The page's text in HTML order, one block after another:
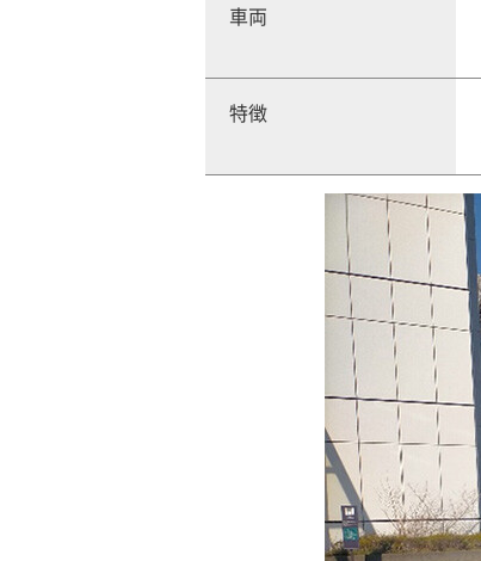
車両
特徴